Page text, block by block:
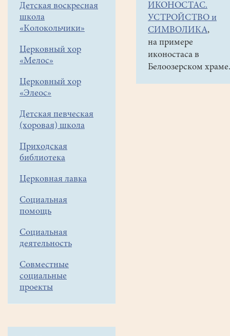
Детская воскресная
школа
«Колокольчики»
Церковный хор
«Мелос»
Церковный хор
«Элеос»
Детская певческая
(хоровая) школа
Приходская
библиотека
Церковная лавка
Социальная
помощь
Социальная
деятельность
Совместные
социальные
проекты
состоится
открытие
Рождественских
чтений.
ИКОНОСТАС.
УСТРОЙСТВО и
СИМВОЛИКА,
на примере
иконостаса в
Белоозерском храме.